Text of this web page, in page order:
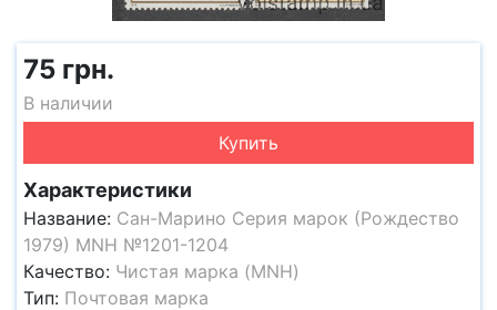
75 грн.
В наличии
Купить
Характеристики
Название: Сан-Марино Серия марок (Рождество
1979) MNH №1201-1204
Качество: Чистая марка (MNH)
Тип: Почтовая марка